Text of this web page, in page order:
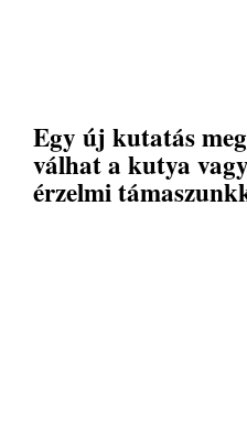
Egy új kutatás
válhat a kutya
érzelmi